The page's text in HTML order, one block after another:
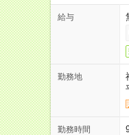
給与
勤務地
勤務時間